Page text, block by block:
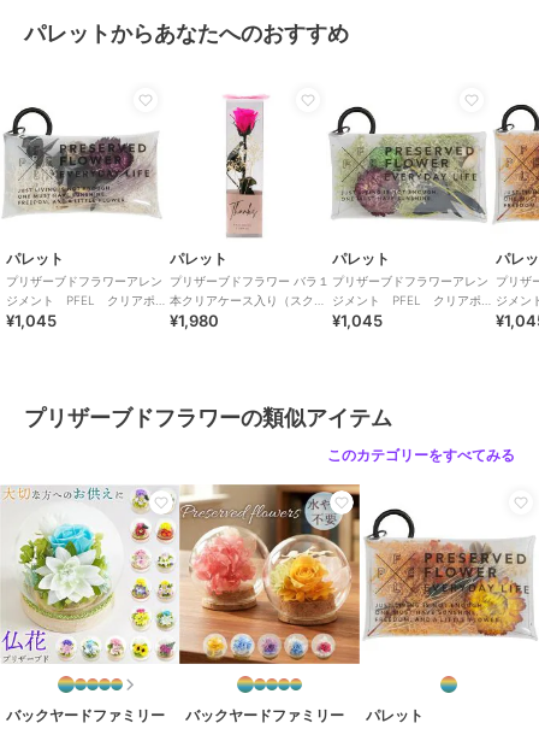
パレット
商品カテゴリ ギフト用品
プリザーブドフラ
カラー
素材
ポーチ：PVC 内容物：プリザー
ブドフラワー・ドライフラワー
商品のお取り扱い方法
い。
パレットからあなたへのおすすめ
パレット
プリザーブドフラワーアレン
ジメント PFEL クリアポー
チ アイスランドモスホワイ
¥1,045
パレット
プリザーブドフラワー バラ１
本クリアケース入り（スクエ
ア）ブライトピンク
¥1,980
パレット
プリザーブドフラワーアレン
ジメント PFEL クリアポー
チ アイスランドモスモスグ
¥1,045
パレ
プリザ
ジメ
チ ア
プリザーブドフラワーの類似アイテム
このカテゴリーをすべてみる
バックヤードファミリー バックヤードファミリー パレット